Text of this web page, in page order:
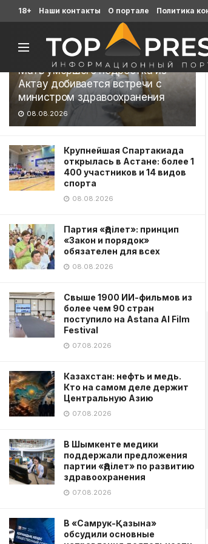
Последние
Мать умершего подростка из
Актау добивается встречи с
министром здравоохранения
08.08.2026
Крупнейшая Спартакиада
открылась в Астане: более 1
400 участников и 14 видов
спорта
08.08.2026
Партия «Әділет»: принцип
«Закон и порядок»
обязателен для всех
08.08.2026
Свыше 1900 ИИ-фильмов из
более чем 90 стран
поступило на Astana AI Film
Festival
07.08.2026
Казахстан: нефть и медь.
Кто на самом деле держит
Центральную Азию
07.08.2026
В Шымкенте медики
поддержали предложения
партии «Әділет» по развитию
здравоохранения
07.08.2026
В «Самрук-Қазына»
обсудили основные
18+ Наши контакты О портале Политика